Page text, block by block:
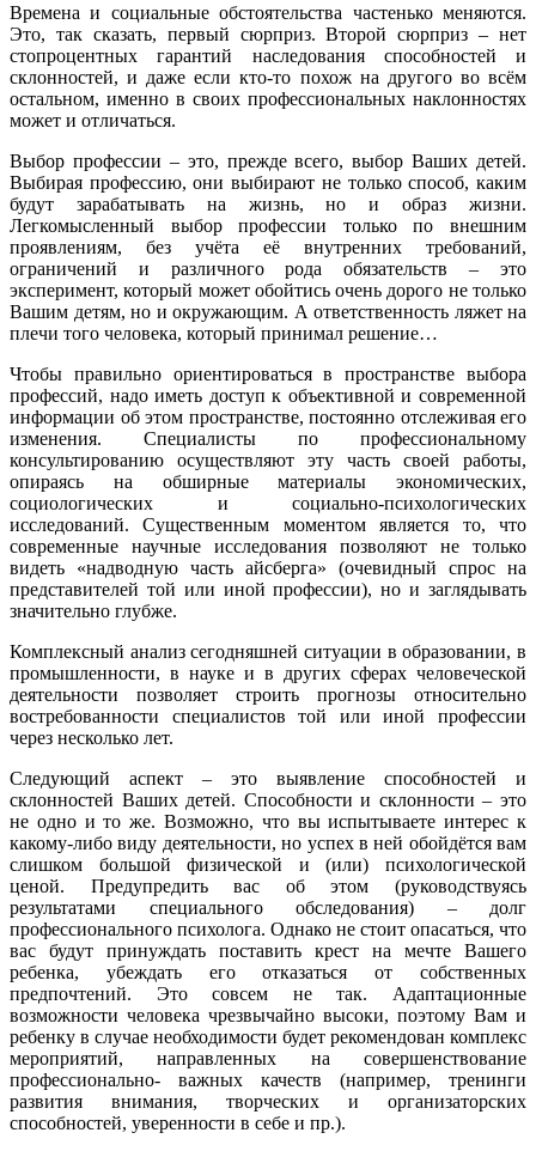
Времена и социальные обстоятельства частенько меняются.
Это, так сказать, первый сюрприз. Второй сюрприз – нет
стопроцентных гарантий наследования способностей и
склонностей, и даже если кто-то похож на другого во всём
остальном, именно в своих профессиональных наклонностях
может и отличаться.
Выбор профессии – это, прежде всего, выбор Ваших детей.
Выбирая профессию, они выбирают не только способ, каким
будут зарабатывать на жизнь, но и образ жизни.
Легкомысленный выбор профессии только по внешним
проявлениям, без учёта её внутренних требований,
ограничений и различного рода обязательств – это
эксперимент, который может обойтись очень дорого не только
Вашим детям, но и окружающим. А ответственность ляжет на
плечи того человека, который принимал решение…
Чтобы правильно ориентироваться в пространстве выбора
профессий, надо иметь доступ к объективной и современной
информации об этом пространстве, постоянно отслеживая его
изменения. Специалисты по профессиональному
консультированию осуществляют эту часть своей работы,
опираясь на обширные материалы экономических,
социологических и социально-психологических
исследований. Существенным моментом является то, что
современные научные исследования позволяют не только
видеть «надводную часть айсберга» (очевидный спрос на
представителей той или иной профессии), но и заглядывать
значительно глубже.
Комплексный анализ сегодняшней ситуации в образовании, в
промышленности, в науке и в других сферах человеческой
деятельности позволяет строить прогнозы относительно
востребованности специалистов той или иной профессии
через несколько лет.
Следующий аспект – это выявление способностей и
склонностей Ваших детей. Способности и склонности – это
не одно и то же. Возможно, что вы испытываете интерес к
какому-либо виду деятельности, но успех в ней обойдётся вам
слишком большой физической и (или) психологической
ценой. Предупредить вас об этом (руководствуясь
результатами специального обследования) – долг
профессионального психолога. Однако не стоит опасаться, что
вас будут принуждать поставить крест на мечте Вашего
ребенка, убеждать его отказаться от собственных
предпочтений. Это совсем не так. Адаптационные
возможности человека чрезвычайно высоки, поэтому Вам и
ребенку в случае необходимости будет рекомендован комплекс
мероприятий, направленных на совершенствование
профессионально- важных качеств (например, тренинги
развития внимания, творческих и организаторских
способностей, уверенности в себе и пр.).